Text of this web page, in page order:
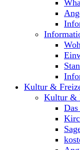
Kultur &
Kultur &